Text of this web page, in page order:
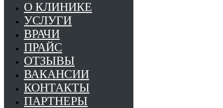
О КЛИНИКЕ
УСЛУГИ
ВРАЧИ
ПРАЙС
ОТЗЫВЫ
ВАКАНСИИ
КОНТАКТЫ
ПАРТНЕРЫ